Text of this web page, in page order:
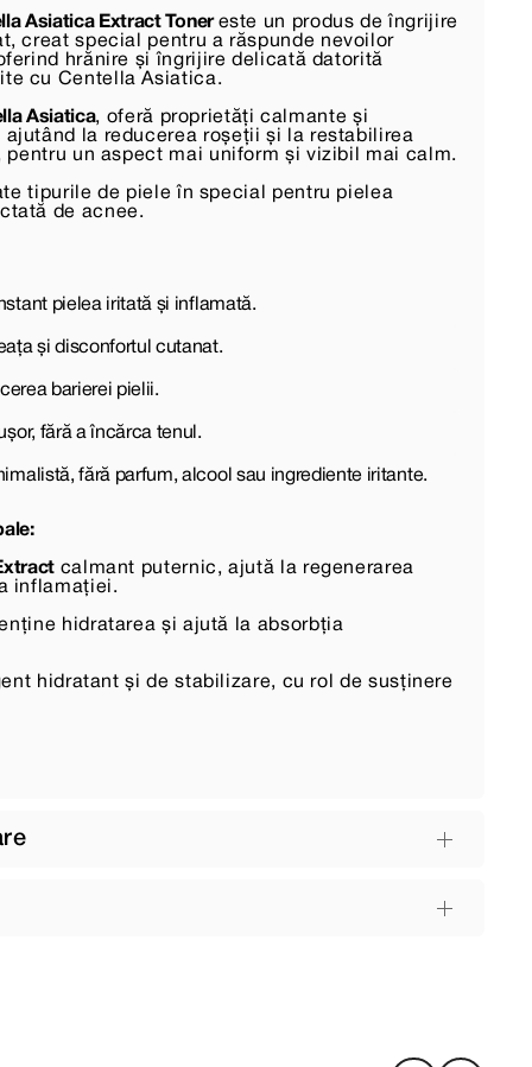
Asiatica Extract Toner este un produs de îngrijire
creat special pentru a răspunde nevoilor
hrănire și îngrijire delicată datorită
cu Centella Asiatica.
Asiatica, oferă proprietăți calmante și
la reducerea roșeții și la restabilirea
un aspect mai uniform și vizibil mai calm.
tipurile de piele în special pentru pielea
de acnee.
pielea iritată și inflamată.
și disconfortul cutanat.
barierei pielii.
fără a încărca tenul.
fără parfum, alcool sau ingrediente iritante.
calmant puternic, ajută la regenerarea
inflamației.
hidratarea și ajută la absorbția
hidratant și de stabilizare, cu rol de susținere